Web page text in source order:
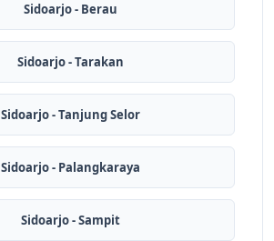
Sidoarjo - Berau
Sidoarjo - Tarakan
Sidoarjo - Tanjung Selor
Sidoarjo - Palangkaraya
Sidoarjo - Sampit